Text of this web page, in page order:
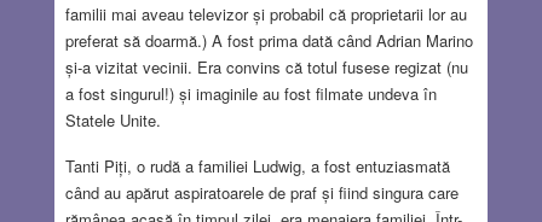
familii mai aveau televizor și probabil că proprietarii lor au
preferat să doarmă.) A fost prima dată când Adrian Marino
și-a vizitat vecinii. Era convins că totul fusese regizat (nu
a fost singurul!) și imaginile au fost filmate undeva în
Statele Unite.
Tanti Piți, o rudă a familiei Ludwig, a fost entuziasmată
când au apărut aspiratoarele de praf și fiind singura care